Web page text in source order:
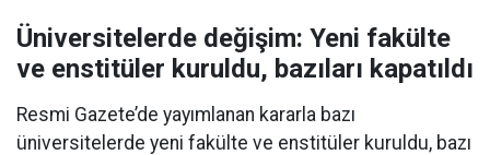
Üniversitelerde değişim: Yeni fakülte
ve enstitüler kuruldu, bazıları kapatıldı
Resmi Gazete’de yayımlanan kararla bazı
üniversitelerde yeni fakülte ve enstitüler kuruldu, bazı